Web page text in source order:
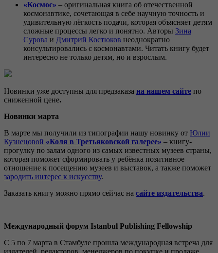
«Космос» – оригинальная книга об отечественной
космонавтике, сочетающая в себе научную точность и
удивительную лёгкость подачи, которая объясняет детям
сложные процессы легко и понятно. Авторы Зина
Сурова и Дмитрий Костюков неоднократно
консультировались с космонавтами. Читать книгу будет
интересно не только детям, но и взрослым.
Новинки уже доступны для предзаказа на нашем сайте по
сниженной цене.
Новинки марта
В марте мы получили из типографии нашу новинку от Юлии
Кузнецовой «Коля в Третьяковской галерее» – книгу-
прогулку по залам одного из самых известных музеев страны,
которая поможет сформировать у ребёнка позитивное
отношение к посещению музеев и выставок, а также поможет
зародить интерес к искусству.
Заказать книгу можно прямо сейчас на сайте издательства.
Международный форум Istanbul Publishing Fellowship
С 5 по 7 марта в Стамбуле прошла международная встреча для